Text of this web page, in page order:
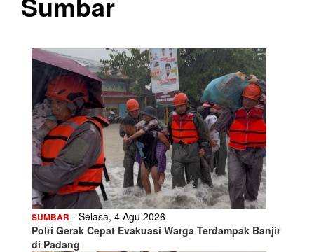
SUMBAR - Selasa, 4 Agu 2026
Polri Gerak Cepat Evakuasi Warga Terdampak Banjir
di Padang